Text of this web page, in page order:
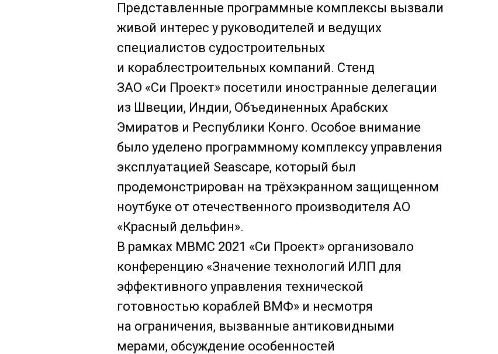
Представленные программные комплексы вызвали
живой интерес у руководителей и ведущих
специалистов судостроительных
и кораблестроительных компаний. Стенд
ЗАО «Си Проект» посетили иностранные делегации
из Швеции, Индии, Объединенных Арабских
Эмиратов и Республики Конго. Особое внимание
было уделено программному комплексу управления
эксплуатацией Seascape, который был
продемонстрирован на трёхэкранном защищенном
ноутбуке от отечественного производителя АО
«Красный дельфин».
В рамках МВМС 2021 «Си Проект» организовало
конференцию «Значение технологий ИЛП для
эффективного управления технической
готовностью кораблей ВМФ» и несмотря
на ограничения, вызванные антиковидными
мерами, обсуждение особенностей